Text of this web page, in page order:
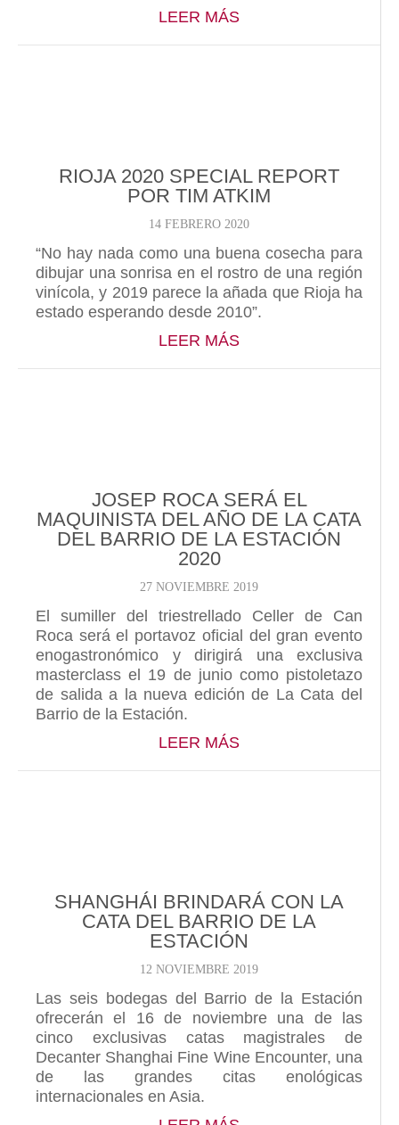
LEER MÁSABOUT VENDIMIA
RIOJA 2020 SPECIAL REPORT
POR TIM ATKIM
14 FEBRERO 2020
“No hay nada como una buena cosecha para
dibujar una sonrisa en el rostro de una región
vinícola, y 2019 parece la añada que Rioja ha
estado esperando desde 2010”.
LEER MÁSABOUT RIOJA 2020
JOSEP ROCA SERÁ EL
MAQUINISTA DEL AÑO DE LA CATA
DEL BARRIO DE LA ESTACIÓN
2020
27 NOVIEMBRE 2019
El sumiller del triestrellado Celler de Can
Roca será el portavoz oficial del gran evento
enogastronómico y dirigirá una exclusiva
masterclass el 19 de junio como pistoletazo
de salida a la nueva edición de La Cata del
Barrio de la Estación.
LEER MÁSABOUT JOSEP
SHANGHÁI BRINDARÁ CON LA
CATA DEL BARRIO DE LA
ESTACIÓN
12 NOVIEMBRE 2019
Las seis bodegas del Barrio de la Estación
ofrecerán el 16 de noviembre una de las
cinco exclusivas catas magistrales de
Decanter Shanghai Fine Wine Encounter, una
de las grandes citas enológicas
internacionales en Asia.